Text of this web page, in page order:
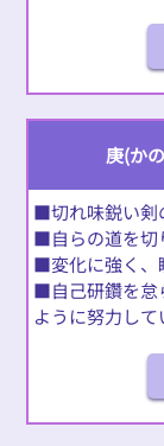
庚(か
■切れ味鋭い剣
■自らの道を切
■変化に強く、
■自己研鑽を怠
ように努力して